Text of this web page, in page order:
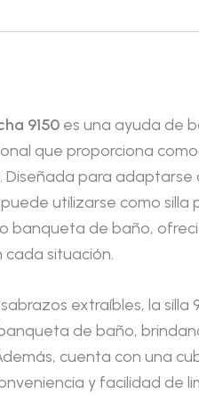
9150es una ayuda de
que proporciona
Diseñada para adaptarse
utilizarse como silla
banqueta de baño,
cada situación.
extraíbles, la silla
de baño,
cuenta con una
y facilidad de